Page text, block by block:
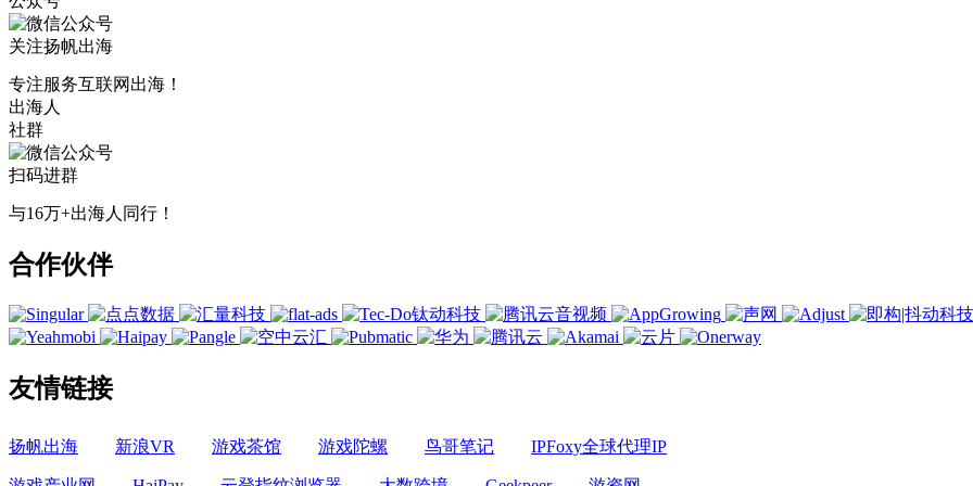
关注扬帆出海
专注服务互联网出海！
出海人
社群
扫码进群
与16万+出海人同行！
合作伙伴
友情链接
扬帆出海 新浪VR 游戏茶馆 游戏陀螺 鸟哥笔记 IPFoxy全球代理IP